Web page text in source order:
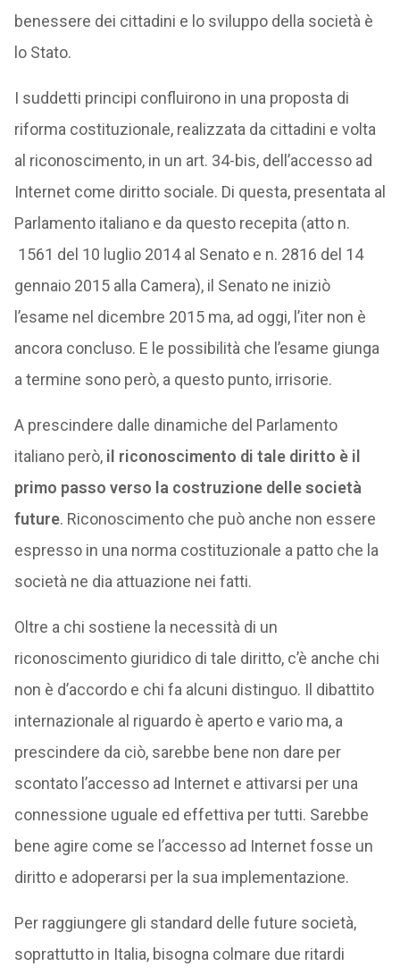
benessere dei cittadini e lo sviluppo della società è
lo Stato.
I suddetti principi confluirono in una proposta di
riforma costituzionale, realizzata da cittadini e volta
al riconoscimento, in un art. 34-bis, dell’accesso ad
Internet come diritto sociale. Di questa, presentata al
Parlamento italiano e da questo recepita (atto n.
1561 del 10 luglio 2014 al Senato e n. 2816 del 14
gennaio 2015 alla Camera), il Senato ne iniziò
l’esame nel dicembre 2015 ma, ad oggi, l’iter non è
ancora concluso. E le possibilità che l’esame giunga
a termine sono però, a questo punto, irrisorie.
A prescindere dalle dinamiche del Parlamento
italiano però,il riconoscimento di tale diritto è il
primo passo verso la costruzione delle società
future. Riconoscimento che può anche non essere
espresso in una norma costituzionale a patto che la
società ne dia attuazione nei fatti.
Oltre a chi sostiene la necessità di un
riconoscimento giuridico di tale diritto, c’è anche chi
non è d’accordo e chi fa alcuni distinguo. Il dibattito
internazionale al riguardo è aperto e vario ma, a
prescindere da ciò, sarebbe bene non dare per
scontato l’accesso ad Internet e attivarsi per una
connessione uguale ed effettiva per tutti. Sarebbe
bene agire come se l’accesso ad Internet fosse un
diritto e adoperarsi per la sua implementazione.
Per raggiungere gli standard delle future società,
soprattutto in Italia, bisogna colmare due ritardi